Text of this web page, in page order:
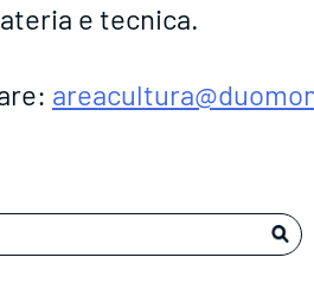
e tecnica.
areacultura@duomo